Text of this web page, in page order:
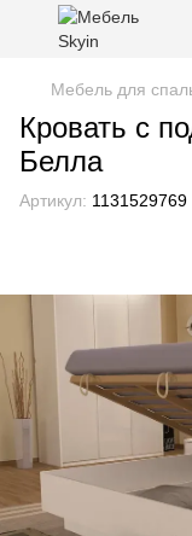
Мебель для
Кровать с
Белла
Артикул: 1131529769